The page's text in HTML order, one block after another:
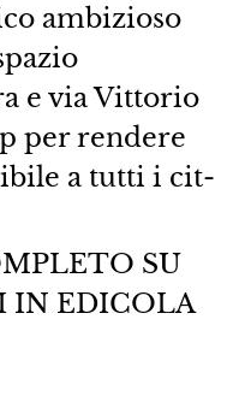
ambizioso
e via Vittorio
per rendere
a tutti i cit-
SU
IN EDICOLA